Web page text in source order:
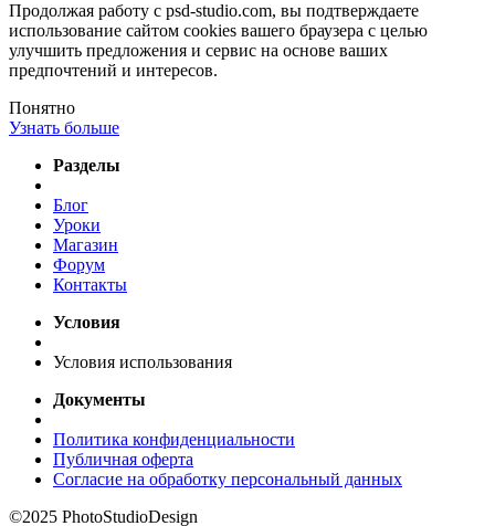
Продолжая работу с psd-studio.com, вы подтверждаете
использование сайтом cookies вашего браузера с целью
улучшить предложения и сервис на основе ваших
предпочтений и интересов.
Понятно
Узнать больше
Разделы
Блог
Уроки
Магазин
Форум
Контакты
Условия
Условия использования
Документы
Политика конфиденциальности
Публичная оферта
Согласие на обработку персональный данных
©2025 PhotoStudioDesign